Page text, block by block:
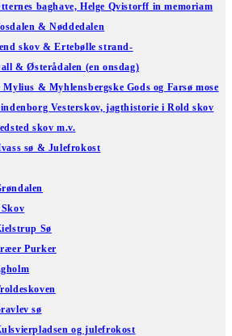
baghave, Helge Qvistorff in memoriam
& Nøddedalen
skov & Ertebølle strand-
& Østerådalen (en onsdag)
Mylius & Myhlensbergske Gods og Farsø mose
Vesterskov, jagthistorie i Rold skov
skov m.v.
sø & Julefrokost
Skov
Sø
Purker
sø
og julefrokost